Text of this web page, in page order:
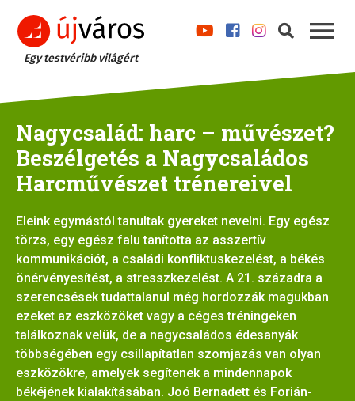
Egy testvéribb világért
Nagycsalád: harc – művészet?
Beszélgetés a Nagycsaládos
Harcművészet trénereivel
Eleink egymástól tanultak gyereket nevelni. Egy egész
törzs, egy egész falu tanította az asszertív
kommunikációt, a családi konfliktuskezelést, a békés
önérvényesítést, a stresszkezelést. A 21. századra a
szerencsések tudattalanul még hordozzák magukban
ezeket az eszközöket vagy a céges tréningeken
találkoznak velük, de a nagycsaládos édesanyák
többségében egy csillapítatlan szomjazás van olyan
eszközökre, amelyek segítenek a mindennapok
békéjének kialakításában. Joó Bernadett és Forián-